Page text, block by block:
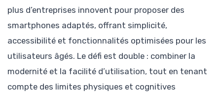
plus d’entreprises innovent pour proposer des
smartphones adaptés, offrant simplicité,
accessibilité et fonctionnalités optimisées pour les
utilisateurs âgés. Le défi est double : combiner la
modernité et la facilité d’utilisation, tout en tenant
compte des limites physiques et cognitives